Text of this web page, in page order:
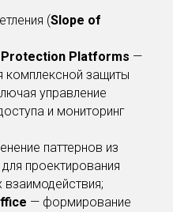
(Slope of
Protection Platforms —
комплексной защиты
управление
и мониторинг
паттернов из
проектирования
— формирование